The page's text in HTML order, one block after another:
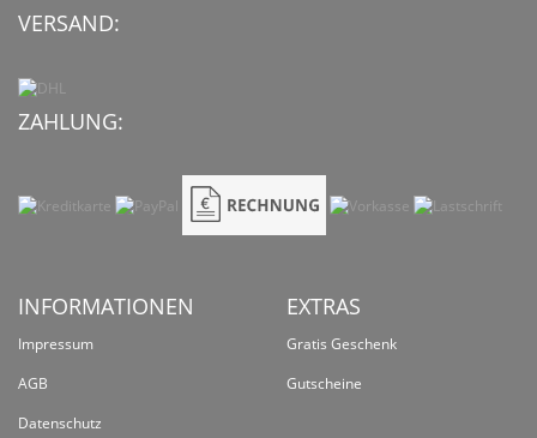
VERSAND:
ZAHLUNG:
INFORMATIONEN
Impressum
AGB
Datenschutz
EXTRAS
Gratis Geschenk
Gutscheine